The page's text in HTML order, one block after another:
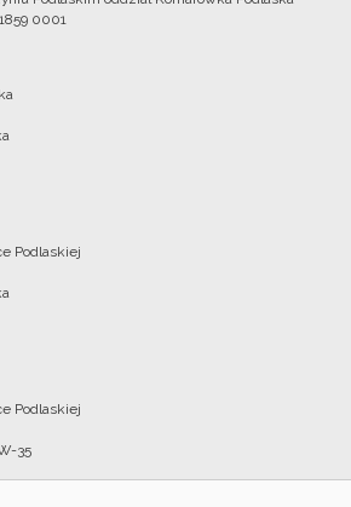
0001
Podlaskiej
Podlaskiej
35